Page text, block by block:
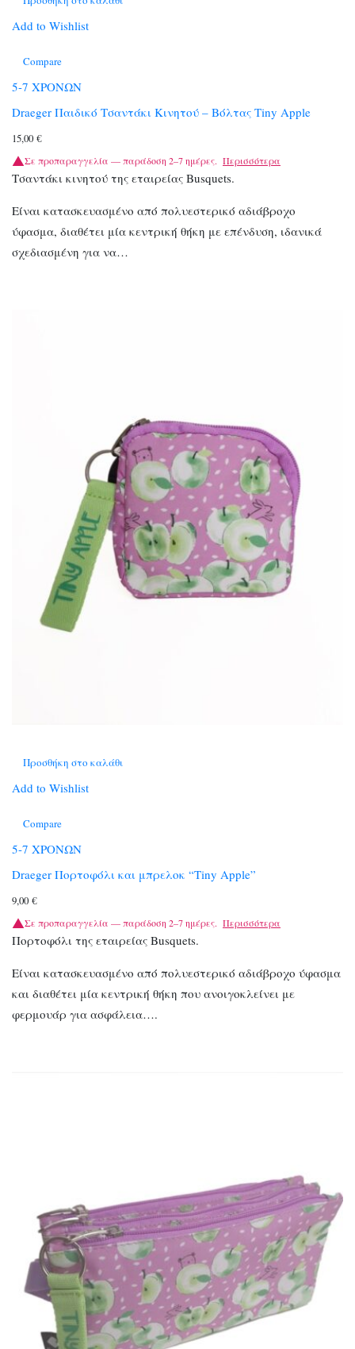
Add to Wishlist
Compare
5-7 ΧΡΟΝΩΝ
Draeger Παιδικό Τσαντάκι Κινητού – Βόλτας Tiny Apple
15,00 €
Σε προπαραγγελία — παράδοση 2–7 ημέρες. Περισσότερα
Τσαντάκι κινητού της εταιρείας Busquets.
Είναι κατασκευασμένο από πολυεστερικό αδιάβροχο
ύφασμα, διαθέτει μία κεντρική θήκη με επένδυση, ιδανικά
σχεδιασμένη για να…
Προσθήκη στο καλάθι
Add to Wishlist
Compare
5-7 ΧΡΟΝΩΝ
Draeger Πορτοφόλι και μπρελοκ “Tiny Apple”
9,00 €
Σε προπαραγγελία — παράδοση 2–7 ημέρες. Περισσότερα
Πορτοφόλι της εταιρείας Busquets.
Είναι κατασκευασμένο από πολυεστερικό αδιάβροχο ύφασμα
και διαθέτει μία κεντρική θήκη που ανοιγοκλείνει με
φερμουάρ για ασφάλεια….